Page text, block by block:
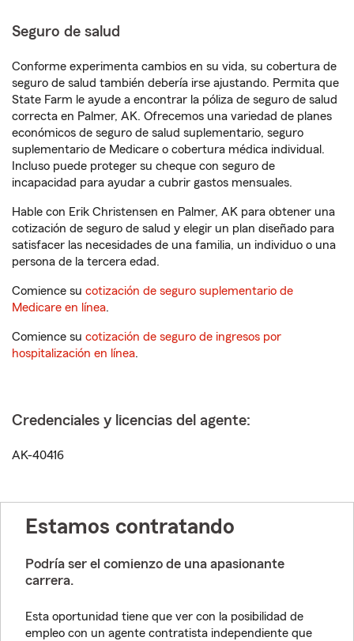
Seguro de salud
Conforme experimenta cambios en su vida, su cobertura de
seguro de salud también debería irse ajustando. Permita que
State Farm le ayude a encontrar la póliza de seguro de salud
correcta en Palmer, AK. Ofrecemos una variedad de planes
económicos de seguro de salud suplementario, seguro
suplementario de Medicare o cobertura médica individual.
Incluso puede proteger su cheque con seguro de
incapacidad para ayudar a cubrir gastos mensuales.
Hable con Erik Christensen en Palmer, AK para obtener una
cotización de seguro de salud y elegir un plan diseñado para
satisfacer las necesidades de una familia, un individuo o una
persona de la tercera edad.
Comience su cotización de seguro suplementario de
Medicare en línea.
Comience su cotización de seguro de ingresos por
hospitalización en línea.
Credenciales y licencias del agente:
AK-40416
Estamos contratando
Podría ser el comienzo de una apasionante
carrera.
Esta oportunidad tiene que ver con la posibilidad de
empleo con un agente contratista independiente que